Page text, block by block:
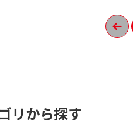
リから探す